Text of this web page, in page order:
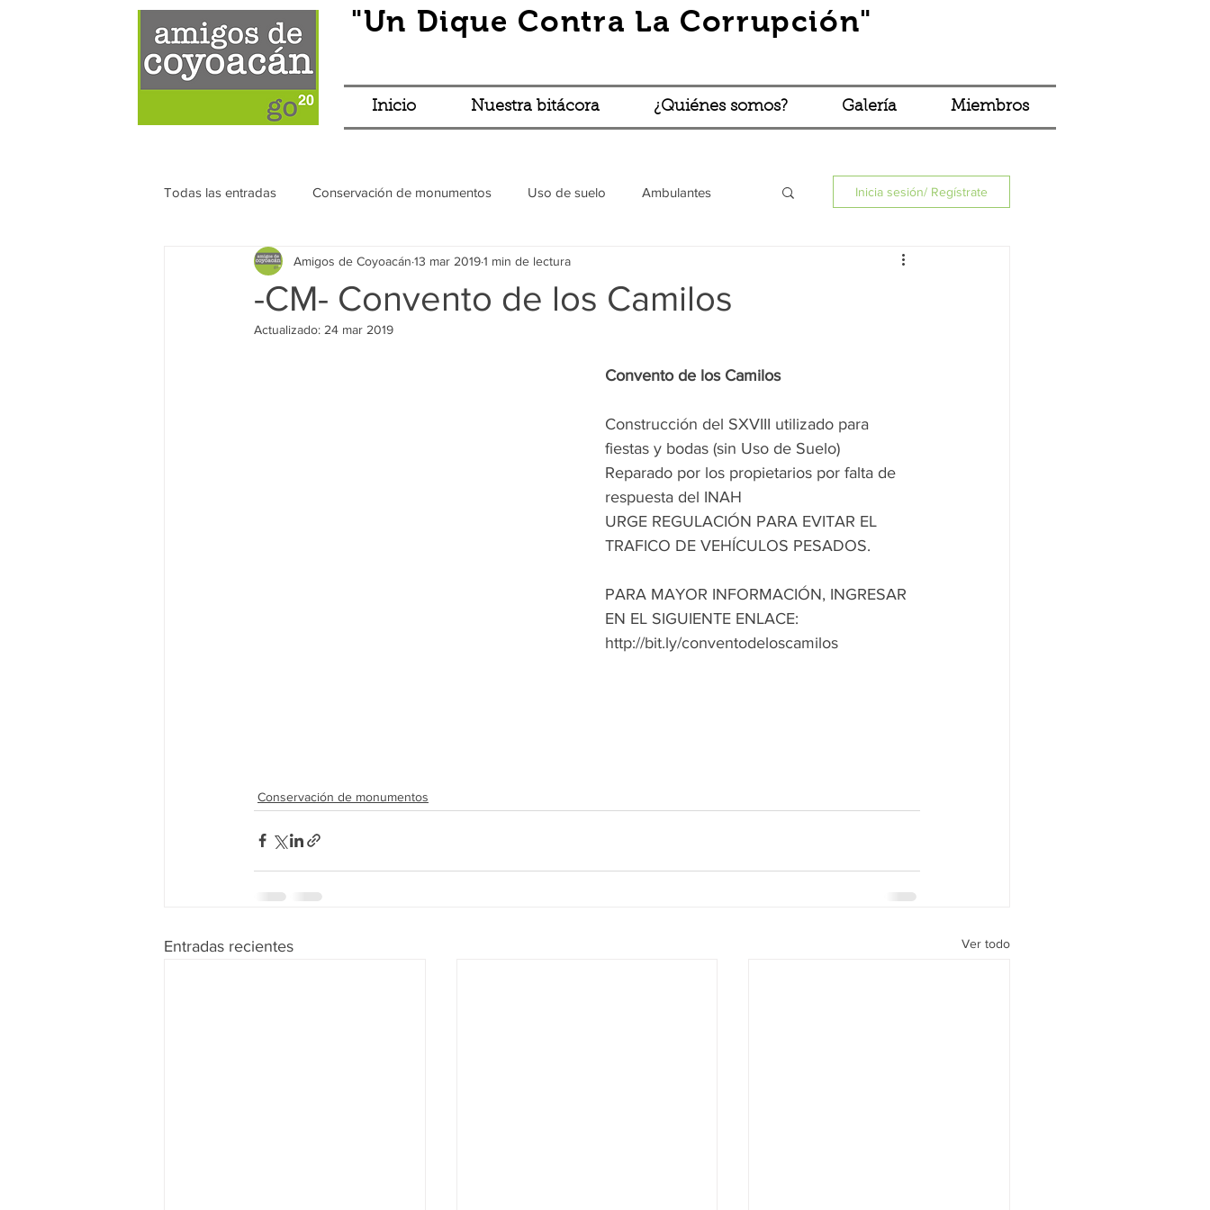
"Un Dique Contra La Corrupción"
Inicio Nuestra bitácora ¿Quiénes somos? Galería Miembros
Todas las entradas Conservación de monumentos Uso de suelo Ambulantes
Franeleros Transparencia Robos y asaltos Vía pública (BBBLP)
Eventos Principal
Inicia sesión/ Regístrate
-CM- Convento de los Camilos
Amigos de Coyoacán 13 mar 20191 min de lectura
Actualizado: 24 mar 2019
Convento de los Camilos
Construcción del SXVIII utilizado para
fiestas y bodas (sin Uso de Suelo)
Reparado por los propietarios por falta de
respuesta del INAH
URGE REGULACIÓN PARA EVITAR EL
TRAFICO DE VEHÍCULOS PESADOS.
PARA MAYOR INFORMACIÓN, INGRESAR
EN EL SIGUIENTE ENLACE:
http://bit.ly/conventodeloscamilos
Conservación de monumentos
Entradas recientes Ver todo